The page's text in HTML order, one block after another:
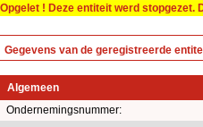
Opgelet ! Deze entiteit werd stopgezet.
Gegevens van de geregistreerde
Algemeen
Ondernemingsnummer: